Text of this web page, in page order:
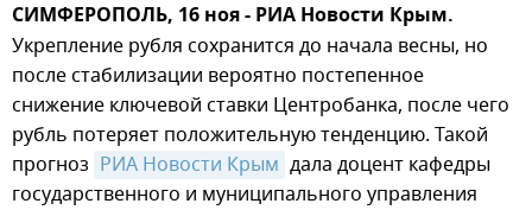
СИМФЕРОПОЛЬ, 16 ноя - РИА Новости Крым.
Укрепление рубля сохранится до начала весны, но
после стабилизации вероятно постепенное
снижение ключевой ставки Центробанка, после чего
рубль потеряет положительную тенденцию. Такой
прогноз РИА Новости Крым дала доцент кафедры
государственного и муниципального управления